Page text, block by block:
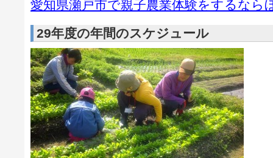
愛知県瀬戸市で親子農業体験をするなら
29年度の年間のスケジュール